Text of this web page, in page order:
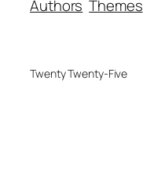
Authors Themes
Twenty Twenty-Five